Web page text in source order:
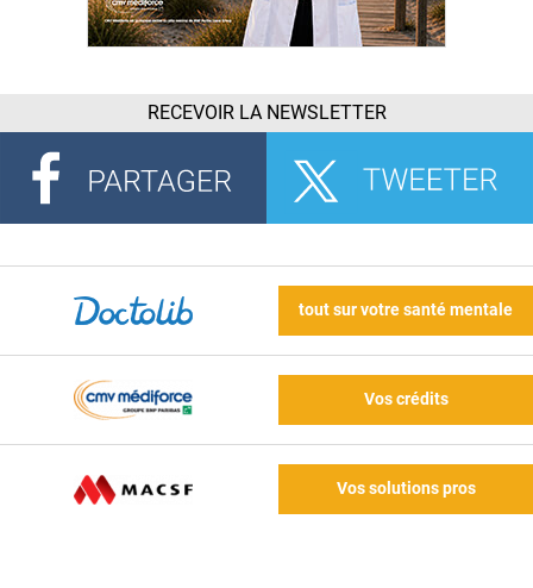
RECEVOIR LA NEWSLETTER
tout sur votre santé mentale
Vos crédits
Vos solutions pros